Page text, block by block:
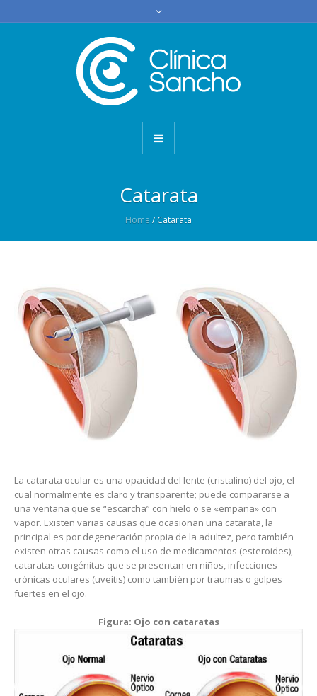
Catarata
Home /Catarata
La catarata ocular es una opacidad del lente (cristalino) del ojo, el
cual normalmente es claro y transparente; puede compararse a
una ventana que se “escarcha” con hielo o se «empaña» con
vapor. Existen varias causas que ocasionan una catarata, la
principal es por degeneración propia de la adultez, pero también
existen otras causas como el uso de medicamentos (esteroides),
cataratas congénitas que se presentan en niños, infecciones
crónicas oculares (uveítis) como también por traumas o golpes
fuertes en el ojo.
Figura: Ojo con cataratas